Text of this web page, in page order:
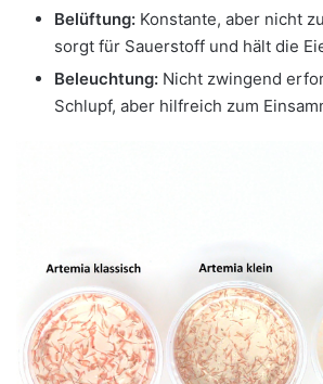
Belüftung: Konstante, aber nicht
sorgt für Sauerstoff und hält die
Beleuchtung: Nicht zwingend
Schlupf, aber hilfreich zum